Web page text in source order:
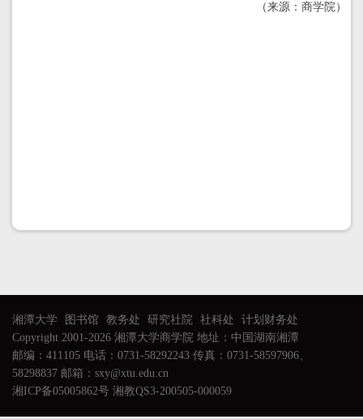
（来源：商学院）
湘潭大学 图书馆 教务处 研究社院 社科处
计划财务处
Copyright 2001-2026 湘潭大学商学院 地址：中国湖南湘潭
邮编：411105 电话：0731-58292243 传真：0731-58597906、
58298837 邮箱：sxy@xtu.edu.cn
湘ICP备05005862号 湘教QS3-200505-000059